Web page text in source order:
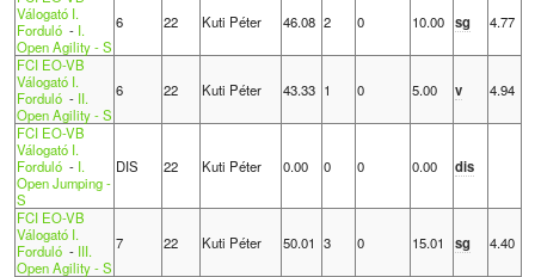
Válogató I.
Forduló - I.
Open Agility - S
6 22 Kuti Péter 46.08 2 0 10.00 sg 4.77
FCI EO-VB
Válogató I.
Forduló - II.
Open Agility - S
6 22 Kuti Péter 43.33 1 0 5.00 v 4.94
FCI EO-VB
Válogató I.
Forduló - I.
Open Jumping -
S
DIS 22 Kuti Péter 0.00 0 0 0.00 dis
FCI EO-VB
Válogató I.
Forduló - III.
Open Agility - S
7 22 Kuti Péter 50.01 3 0 15.01 sg 4.40